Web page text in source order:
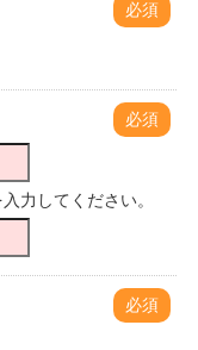
必須
必須
力してください。
必須